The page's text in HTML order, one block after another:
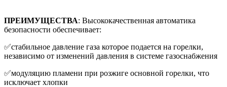
ПРЕИМУЩЕСТВА: Высококачественная автоматика
безопасности обеспечивает:
✅стабильное давление газа которое подается на горелки,
независимо от изменений давления в системе газоснабжения
✅модуляцию пламени при розжиге основной горелки, что
исключает хлопки